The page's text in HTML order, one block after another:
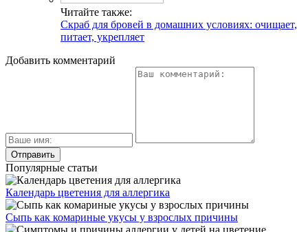
Читайте также:
Скраб для бровей в домашних условиях: очищает,
питает, укрепляет
Добавить комментарий
Популярные статьи
Календарь цветения для аллергика
Сыпь как комариные укусы у взрослых причины